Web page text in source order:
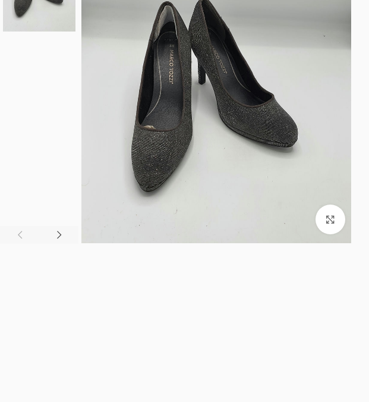
Faceți